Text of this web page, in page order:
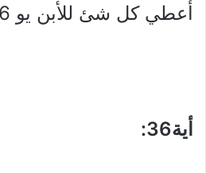
أعطي كل شئ للأبن يو 13:16-15.
أية36 :